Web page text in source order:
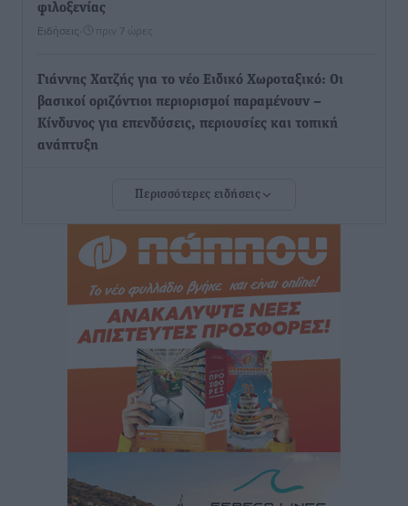
φιλοξενίας
Ειδήσεις πριν 7 ώρες
Γιάννης Χατζής για το νέο Ειδικό Χωροταξικό: Οι
βασικοί οριζόντιοι περιορισμοί παραμένουν –
Κίνδυνος για επενδύσεις, περιουσίες και τοπική
ανάπτυξη
δεν υπάρχουν περιθώρια εφησυχασμού
Ειδήσεις• πριν 7 ώρες
Στον Άγιο Νικόλαο Χάλκης ανοίγει ξανά το
ανανεωμένο εκκλησιαστικό μουσείο από τη Λέσχη
πριν 8 ώρες
Ρόδος: «Βουλιάζει» από τουρίστες – Πάνω από 1 εκατ.
επιβάτες και 55 κρουαζιερόπλοια
Περισσότερες ειδήσεις